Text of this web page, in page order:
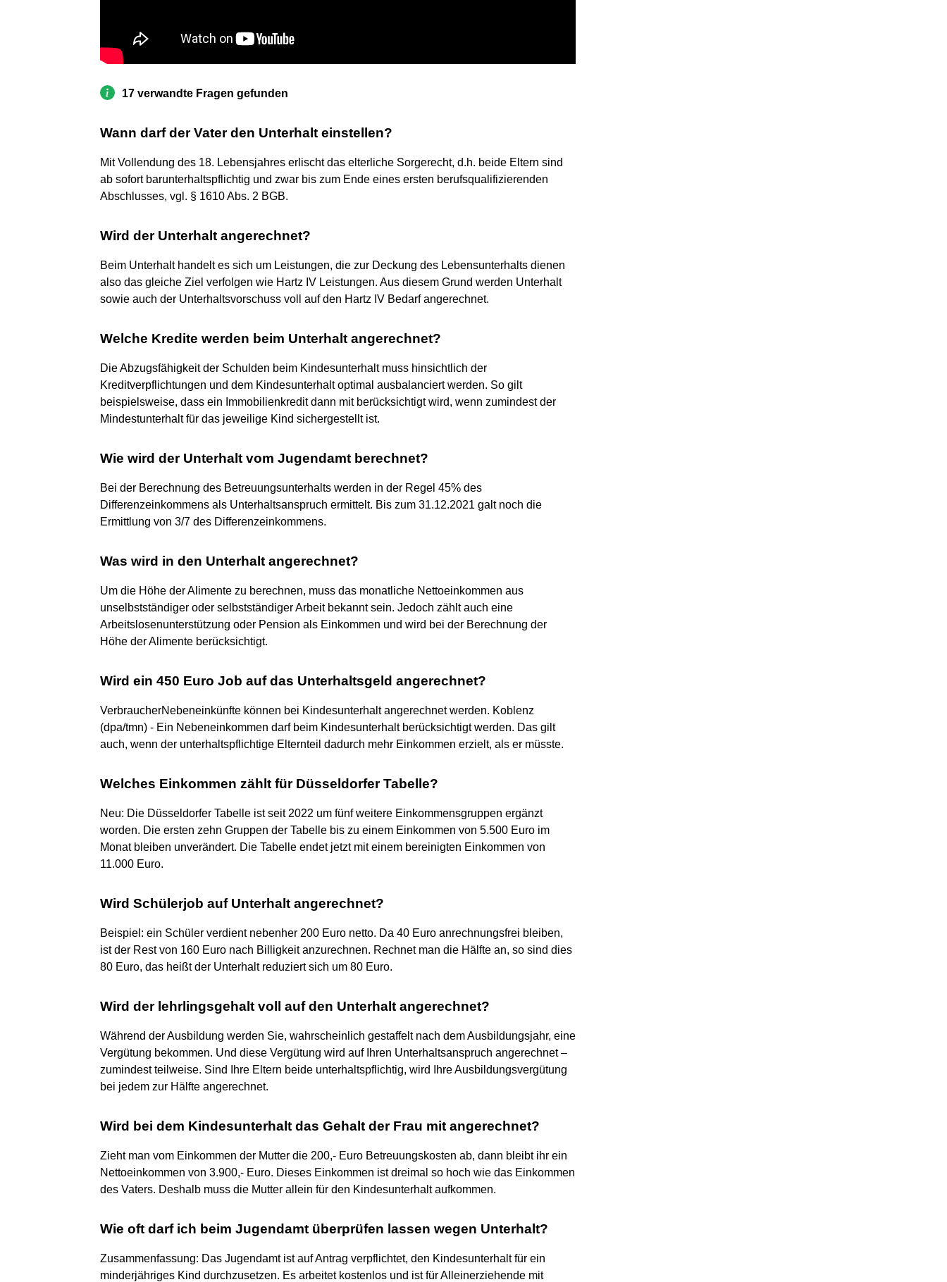
17 verwandte Fragen gefunden
Wann darf der Vater den Unterhalt einstellen?
Mit Vollendung des 18. Lebensjahres erlischt das elterliche Sorgerecht, d.h. beide Eltern sind
ab sofort barunterhaltspflichtig und zwar bis zum Ende eines ersten berufsqualifizierenden
Abschlusses, vgl. § 1610 Abs. 2 BGB.
Wird der Unterhalt angerechnet?
Beim Unterhalt handelt es sich um Leistungen, die zur Deckung des Lebensunterhalts dienen
also das gleiche Ziel verfolgen wie Hartz IV Leistungen. Aus diesem Grund werden Unterhalt
sowie auch der Unterhaltsvorschuss voll auf den Hartz IV Bedarf angerechnet.
Welche Kredite werden beim Unterhalt angerechnet?
Die Abzugsfähigkeit der Schulden beim Kindesunterhalt muss hinsichtlich der
Kreditverpflichtungen und dem Kindesunterhalt optimal ausbalanciert werden. So gilt
beispielsweise, dass ein Immobilienkredit dann mit berücksichtigt wird, wenn zumindest der
Mindestunterhalt für das jeweilige Kind sichergestellt ist.
Wie wird der Unterhalt vom Jugendamt berechnet?
Bei der Berechnung des Betreuungsunterhalts werden in der Regel 45% des
Differenzeinkommens als Unterhaltsanspruch ermittelt. Bis zum 31.12.2021 galt noch die
Ermittlung von 3/7 des Differenzeinkommens.
Was wird in den Unterhalt angerechnet?
Um die Höhe der Alimente zu berechnen, muss das monatliche Nettoeinkommen aus
unselbstständiger oder selbstständiger Arbeit bekannt sein. Jedoch zählt auch eine
Arbeitslosenunterstützung oder Pension als Einkommen und wird bei der Berechnung der
Höhe der Alimente berücksichtigt.
Wird ein 450 Euro Job auf das Unterhaltsgeld angerechnet?
VerbraucherNebeneinkünfte können bei Kindesunterhalt angerechnet werden. Koblenz
(dpa/tmn) - Ein Nebeneinkommen darf beim Kindesunterhalt berücksichtigt werden. Das gilt
auch, wenn der unterhaltspflichtige Elternteil dadurch mehr Einkommen erzielt, als er müsste.
Welches Einkommen zählt für Düsseldorfer Tabelle?
Neu: Die Düsseldorfer Tabelle ist seit 2022 um fünf weitere Einkommensgruppen ergänzt
worden. Die ersten zehn Gruppen der Tabelle bis zu einem Einkommen von 5.500 Euro im
Monat bleiben unverändert. Die Tabelle endet jetzt mit einem bereinigten Einkommen von
11.000 Euro.
Wird Schülerjob auf Unterhalt angerechnet?
Beispiel: ein Schüler verdient nebenher 200 Euro netto. Da 40 Euro anrechnungsfrei bleiben,
ist der Rest von 160 Euro nach Billigkeit anzurechnen. Rechnet man die Hälfte an, so sind dies
80 Euro, das heißt der Unterhalt reduziert sich um 80 Euro.
Wird der lehrlingsgehalt voll auf den Unterhalt angerechnet?
Während der Ausbildung werden Sie, wahrscheinlich gestaffelt nach dem Ausbildungsjahr, eine
Vergütung bekommen. Und diese Vergütung wird auf Ihren Unterhaltsanspruch angerechnet –
zumindest teilweise. Sind Ihre Eltern beide unterhaltspflichtig, wird Ihre Ausbildungsvergütung
bei jedem zur Hälfte angerechnet.
Wird bei dem Kindesunterhalt das Gehalt der Frau mit angerechnet?
Zieht man vom Einkommen der Mutter die 200,- Euro Betreuungskosten ab, dann bleibt ihr ein
Nettoeinkommen von 3.900,- Euro. Dieses Einkommen ist dreimal so hoch wie das Einkommen
des Vaters. Deshalb muss die Mutter allein für den Kindesunterhalt aufkommen.
Wie oft darf ich beim Jugendamt überprüfen lassen wegen Unterhalt?
Zusammenfassung: Das Jugendamt ist auf Antrag verpflichtet, den Kindesunterhalt für ein
minderjähriges Kind durchzusetzen. Es arbeitet kostenlos und ist für Alleinerziehende mit